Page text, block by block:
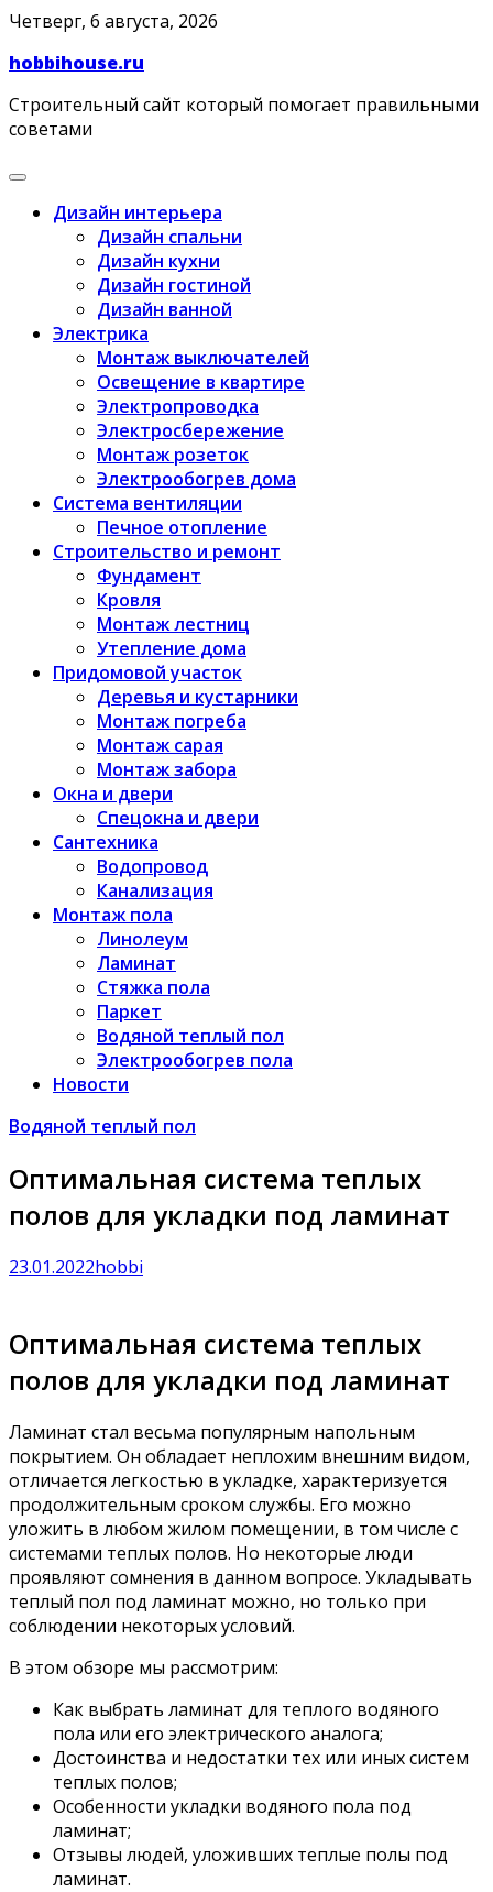
Skip
content
Четверг, 6 августа, 2026
hobbihouse.ru
Строительный сайт который помогает правильными
советами
Дизайн интерьера
Дизайн спальни
Дизайн кухни
Дизайн гостиной
Дизайн ванной
Электрика
Монтаж выключателей
Освещение в квартире
Электропроводка
Электросбережение
Монтаж розеток
Электрообогрев дома
Система вентиляции
Печное отопление
Строительство и ремонт
Фундамент
Кровля
Монтаж лестниц
Утепление дома
Придомовой участок
Деревья и кустарники
Монтаж погреба
Монтаж сарая
Монтаж забора
Окна и двери
Спецокна и двери
Сантехника
Водопровод
Канализация
Монтаж пола
Линолеум
Ламинат
Стяжка пола
Паркет
Водяной теплый пол
Электрообогрев пола
Новости
Водяной теплый пол
Оптимальная система теплых
полов для укладки под ламинат
23.01.2022hobbi
Оптимальная система теплых
полов для укладки под ламинат
Ламинат стал весьма популярным напольным
покрытием. Он обладает неплохим внешним видом,
отличается легкостью в укладке, характеризуется
продолжительным сроком службы. Его можно
уложить в любом жилом помещении, в том числе с
системами теплых полов. Но некоторые люди
проявляют сомнения в данном вопросе. Укладывать
теплый пол под ламинат можно, но только при
соблюдении некоторых условий.
В этом обзоре мы рассмотрим:
Как выбрать ламинат для теплого водяного
пола или его электрического аналога;
Достоинства и недостатки тех или иных систем
теплых полов;
Особенности укладки водяного пола под
ламинат;
Отзывы людей, уложивших теплые полы под
ламинат.